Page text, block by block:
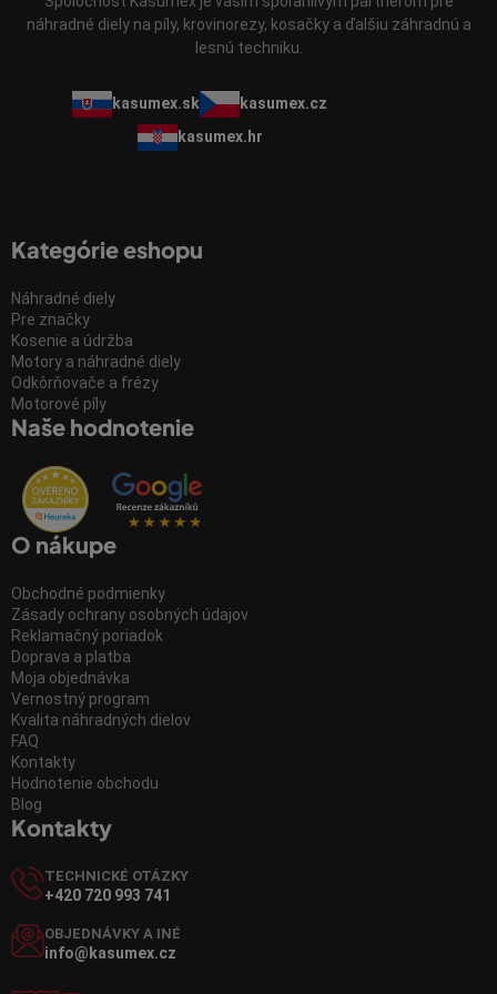
náhradné diely na píly, krovinorezy, kosačky a ďalšiu záhradnú a
lesnú techniku.
kasumex.sk
kasumex.cz
kasumex.hr
Kategórie eshopu
Náhradné diely
Pre značky
Kosenie a údržba
Motory a náhradné diely
Odkôrňovače a frézy
Motorové píly
Naše hodnotenie
O nákupe
Obchodné podmienky
Zásady ochrany osobných údajov
Reklamačný poriadok
Doprava a platba
Moja objednávka
Vernostný program
Kvalita náhradných dielov
FAQ
Kontakty
Hodnotenie obchodu
Blog
Kontakty
TECHNICKÉ OTÁZKY
+420 720 993 741
OBJEDNÁVKY A INÉ
info@kasumex.cz